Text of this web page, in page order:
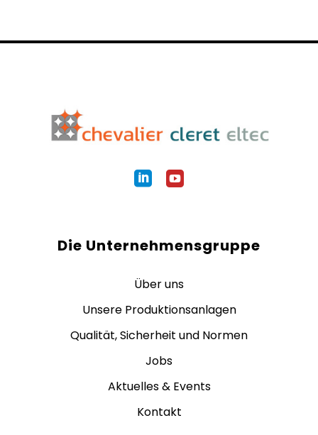
Die Unternehmensgruppe
Über uns
Unsere Produktionsanlagen
Qualität, Sicherheit und Normen
Jobs
Aktuelles & Events
Kontakt